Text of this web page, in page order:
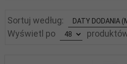
Sortuj według:
sort
Wyświetl po
pop